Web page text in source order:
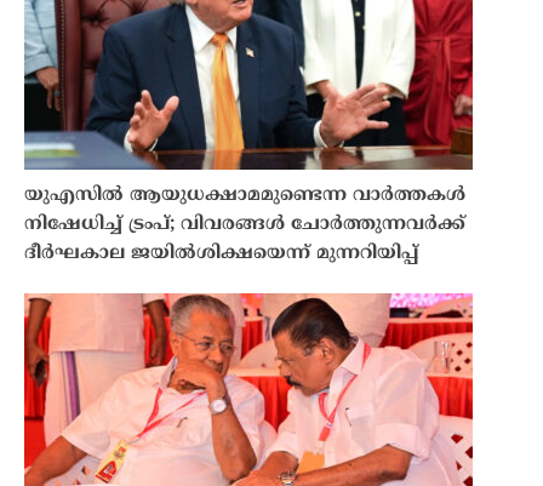
യുഎസിൽ ആയുധക്ഷാമമുണ്ടെന്ന വാർത്തകൾ
നിഷേധിച്ച് ട്രംപ്; വിവരങ്ങൾ ചോർത്തുന്നവർക്ക്
ദീർഘകാല ജയിൽശിക്ഷയെന്ന് മുന്നറിയിപ്പ്